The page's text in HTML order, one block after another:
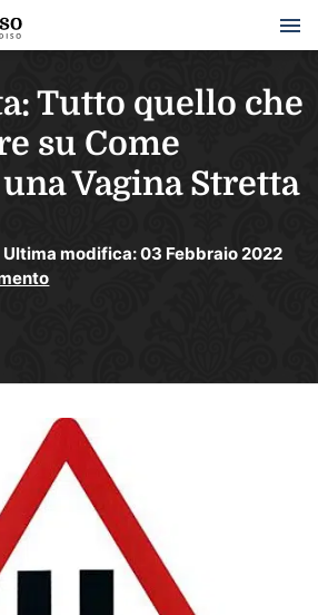
Tutto quello che
su Come
Vagina Stretta
Ultima modifica:03 Febbraio2022